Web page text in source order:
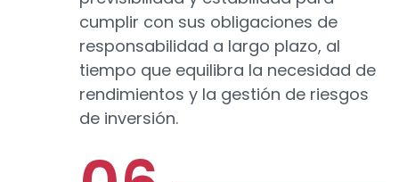
cumplir con sus obligaciones de
responsabilidad a largo plazo, al
tiempo que equilibra la necesidad de
rendimientos y la gestión de riesgos
de inversión.